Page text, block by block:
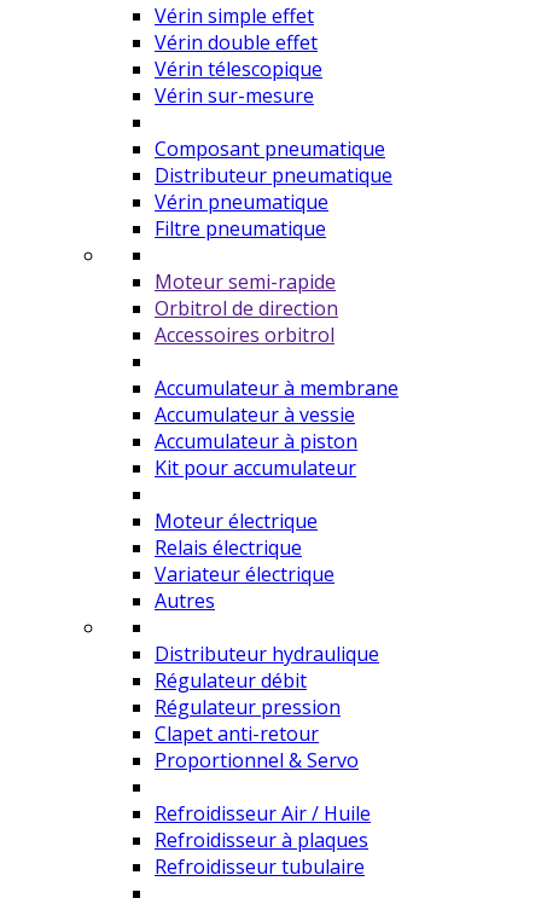
Vérin simple effet
Vérin double effet
Vérin télescopique
Vérin sur-mesure
Composant pneumatique
Distributeur pneumatique
Vérin pneumatique
Filtre pneumatique
Moteur semi-rapide
Orbitrol de direction
Accessoires orbitrol
Accumulateur à membrane
Accumulateur à vessie
Accumulateur à piston
Kit pour accumulateur
Moteur électrique
Relais électrique
Variateur électrique
Autres
Distributeur hydraulique
Régulateur débit
Régulateur pression
Clapet anti-retour
Proportionnel & Servo
Refroidisseur Air / Huile
Refroidisseur à plaques
Refroidisseur tubulaire